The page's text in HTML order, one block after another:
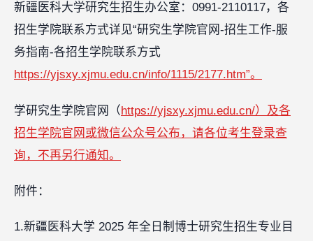
新疆医科大学研究生招生办公室：0991-2110117，各
招生学院联系方式详见“研究生学院官网-招生工作-服
务指南-各招生学院联系方式
https://yjsxy.xjmu.edu.cn/info/1115/2177.htm”。
学研究生学院官网（https://yjsxy.xjmu.edu.cn/）及各
招生学院官网或微信公众号公布，请各位考生登录查
询，不再另行通知。
附件：
1.新疆医科大学 2025 年全日制博士研究生招生专业目